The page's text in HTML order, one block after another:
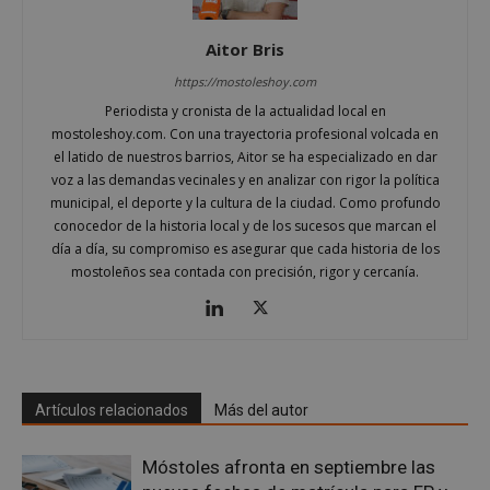
Aitor Bris
https://mostoleshoy.com
Periodista y cronista de la actualidad local en
mostoleshoy.com. Con una trayectoria profesional volcada en
el latido de nuestros barrios, Aitor se ha especializado en dar
voz a las demandas vecinales y en analizar con rigor la política
municipal, el deporte y la cultura de la ciudad. Como profundo
conocedor de la historia local y de los sucesos que marcan el
día a día, su compromiso es asegurar que cada historia de los
mostoleños sea contada con precisión, rigor y cercanía.
Artículos relacionados Más del autor
Móstoles afronta en septiembre las
Cookies de preferencias
Cookies de funcionalidad
Cookies no clasificadas
Las cookies estrictamente necesarias permiten la
funcionalidad principal del sitio web, como el
inicio de sesión de usuario y la gestión de cuentas.
El sitio web no se puede utilizar correctamente sin
las cookies estrictamente necesarias.
Nombre
Dominio
__cf_bm
Cloudflare Inc.
.x.com
CookieScriptConsent CookieScript
4 semanas